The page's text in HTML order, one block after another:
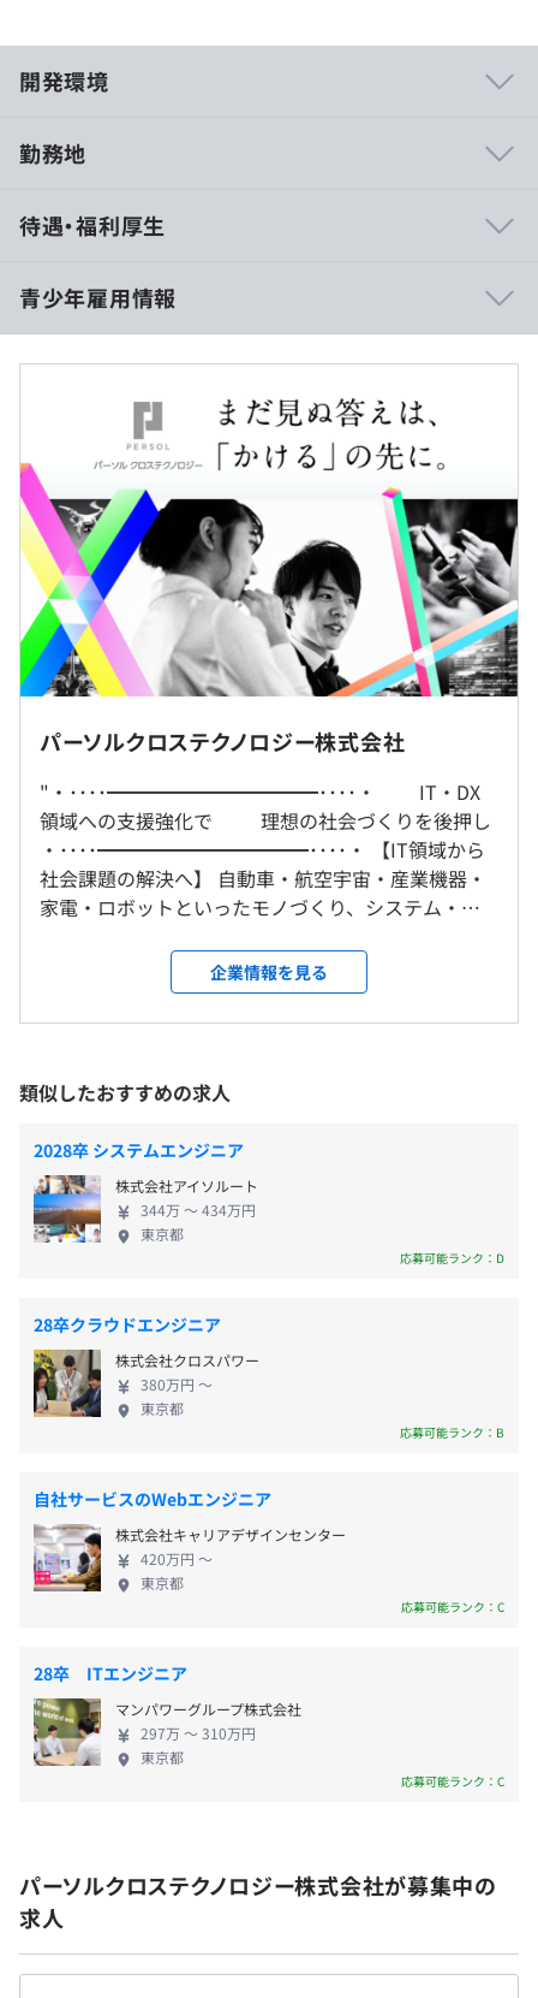
開発環境
・次世代型カード決済システム移行開発
・iOS、Android向けアプリ開発
・大手通信キャリアポータルサイト開発（オンプレミス環
境からAWSへの移行）
・自社IoTサービスシステム開発
■インフラ/セキュリティ案件
・モバイル系事業会社のNW・SV・DB等インフラ構築
・大手インターネット系企業のサーバ設計・構築・運用
・クラウド特化のSIer企業の仮想化基盤の構築
・大手通信系企業グループの社内システムの運用保守・設
計
・大手商社のサイバー攻撃の調査・分析
・地方自治体のセキュリティコンサルティングおよび対策
支援
・ディーゼルエンジンの設計
・電池パックの筐体設計
・商用車のサスペンション設計
・ADAS関連の各種搭載設計
・ボディの強度解析
・ドローン機体の認証試験
・半導体製造装置の回路設計
・車載メーターパネルの量産開発
・自動歩行ロボットのセンシング制御・認識アルゴリズム
開発
・EVシステム用HILS構築
■実証・認証
・エンジンの耐久試験
・排ガスの認証試験
・トランスミッションの性能評価
■先進運転支援システムの試験受託（SDGsへの取り組
み）
先進運転支援システム（ADAS）のシステム開発をサポー
トするための受託サービス。技術系エンジニアリング事業
した。同サービスは、高精度な測位システムを活用して、
お客さまの要望に沿って試験内容をアレンジし、機能試験
と法規適用評価を提供するものです。各自動車メーカーで
はADAS開発を加速させています。当社は、人材を核に技
術コンサルティングから設計・開発サポートをワンストッ
・階層別研修：マネジャー研修、部長研修、フォローアッ
勤務地
Webでの開催となります
屋内全面禁煙. 各拠点屋ごとにの受動喫煙対策あり
待遇・福利厚生
＜本採用後の待遇＞
●大学院（博士）修了 274,000 円
●大学院（修士）修了 261,000 円
●四大・高専専攻科 ・専門 (4 年 卒）250,000 円
●専門(3 年 卒） 247,000 円
●短大・高本科 ・専門 (2 年 卒） 243,000 円
※拠出手当 55,000 円を含む
※固定残業代なし
＜本採用後＞9:00～18:00
休憩時間：＜本採用後＞12:00〜13:00（60分）
績）
＜本採用後＞完全週休 2 日制(土日)、祝日、有給休暇(初年
度10 日間)、フレックス休日、年末年始休暇、慶弔休暇
＜本採用後＞社会保険完備（健康保険・厚生年金保険、雇
雇用関係なし
青少年雇用情報
過去３年間の新卒採用者数・離職者数
前年度 採用者数408人 離職者数0人
2年度前 採用者数389人 離職者数0人
3年度前 採用者数178人 離職者数0人
過去３年間の新卒採用者数の男女別人数
前年度 男性327人 女性81人
2年度前 男性322人 女性67人
3年度前 男性155人 女性23人
研修の有無及び内容
新入社員研修、新入社員1～3年目フォローアップ研修、
評価者研修、次期管理職研修 等
自己啓発支援の有無及びその内容
業務に資するとして会社が認めた資格についてのインセン
ティブ支援 等
キャリアコンサルティング制度の有無及びその内容
キャリア相談窓口の設置
なし
前年度の月平均所定外労働時間の実績
21.2時間
13.0日
前事業年度の育児休業取得者数／出産者数
男性85人/101人
女性25人/28人
パーソルクロステクノロジー株式会社
"・････━━━━━━━━━━━････・ IT・DX
領域への支援強化で 理想の社会づくりを後押し
・････━━━━━━━━━━━････・ 【IT領域から
社会課題の解決へ】 自動車・航空宇宙・産業機器・
家電・ロボットといったモノづくり、システム・通
まの技術支援を行っている当社。様々な領域で高付
加価値なサービスを提供し、人と組織のはたらき方
に変革を起こし、社会課題の解決に取り組んでいま
多数採用している当社では、若手未経験への育成支
援に力を入れています。新卒研修では、ビジネスマナ
ーや仕事の進め方などを学び、技術スキル研修で
は、開発現場を経験した専門講師（※一部外部講師
をお招きします）が、開発現場で役に立つ知恵など
を伝授します。 【時代が求める知識や技術を育む】
少子高齢化や急速なDX化に伴い、エンジニア不足は
います。当社では、1400の教育講座・500回の勉強
会・スキル取得100万円の「CANDO制度」や専門性
向上を目指す「技術研修」、社会人としての能力を
高める「ビジネススキル研修」など複数の研修を用
意しており、”ヒューマンスキル”や”コミュニケーシ
ます。 【個性や多様性に特化したキャリアビジョ
ン】 働く皆さんには技術力を磨くことだけではな
く、「エンジニア＋α」の未来を描いてほしいと考え
ています。技術で世の中を変えたい、毎日楽しく仕事
をしたい、家庭と仕事を両立したい、趣味を満喫し
備していますので、ぜひ一緒に理想の「未来」をつ
くっていきましょう。 ・････
━━━━━━━━━━━････・ “幅広い業務選択肢×
柔軟なキャリア形成” エンジニアとしての第一歩はパ
ジニアの多様な働き方を徹底追求 ・専門性を高める
ための技術スキル研修 ・未経験でも第一線で活躍で
きるサポート環境 【働きやすい環境・制度】 ・年間
休日125日 ・フレックス休日 ・昇給年２回 ・副業OK
企業情報を見る
類似したおすすめの求人
2028卒 システムエンジニア
株式会社アイソルート
344万 〜 434万円
東京都
応募可能ランク：D
28卒クラウドエンジニア
株式会社クロスパワー
380万円 〜
東京都
応募可能ランク：B
自社サービスのWebエンジニア
株式会社キャリアデザインセンター
420万円 〜
東京都
応募可能ランク：C
28卒 ITエンジニア
マンパワーグループ株式会社
297万 〜 310万円
東京都
応募可能ランク：C
パーソルクロステクノロジー株式会社が募集中の
求人